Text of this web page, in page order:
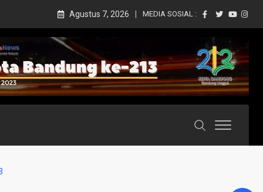
Agustus 7, 2026 MEDIA SOSIAL :